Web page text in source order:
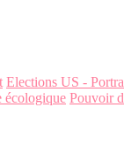
Elections US -
écologique Pouvoir